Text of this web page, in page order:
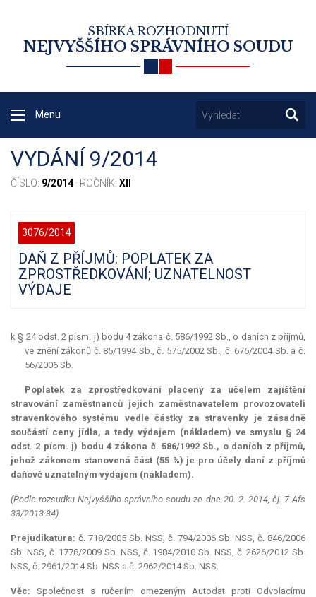
SBÍRKA ROZHODNUTÍ
NEJVYŠŠÍHO SPRÁVNÍHO SOUDU
Menu
VYDÁNÍ 9/2014
ČÍSLO: 9/2014· ROČNÍK: XII
3076/2014
DAŇ Z PŘÍJMŮ: POPLATEK ZA
ZPROSTŘEDKOVÁNÍ; UZNATELNOST
VÝDAJE
k § 24 odst. 2 písm. j) bodu 4 zákona č. 586/1992 Sb., o daních z příjmů,
ve znění zákonů č. 85/1994 Sb., č. 575/2002 Sb., č. 676/2004 Sb. a č.
56/2006 Sb.
Poplatek za zprostředkování placený za účelem zajištění
stravování zaměstnanců jejich zaměstnavatelem provozovateli
stravenkového systému vedle částky za stravenky je zásadně
součástí ceny jídla, a tedy výdajem (nákladem) ve smyslu § 24
odst. 2 písm. j) bodu 4 zákona č. 586/1992 Sb., o daních z příjmů,
jehož zákonem stanovená část (55 %) je pro účely daní z příjmů
daňově uznatelným výdajem (nákladem).
(Podle rozsudku Nejvyššího správního soudu ze dne 20. 2. 2014, čj. 7 Afs
33/2013-34)
Prejudikatura: č. 718/2005 Sb. NSS, č. 794/2006 Sb. NSS, č. 846/2006
Sb. NSS, č. 1778/2009 Sb. NSS, č. 1984/2010 Sb. NSS, č. 2626/2012 Sb.
NSS, č. 2961/2014 Sb. NSS a č. 2962/2014 Sb. NSS.
Věc: Společnost s ručením omezeným Autodat proti Odvolacímu